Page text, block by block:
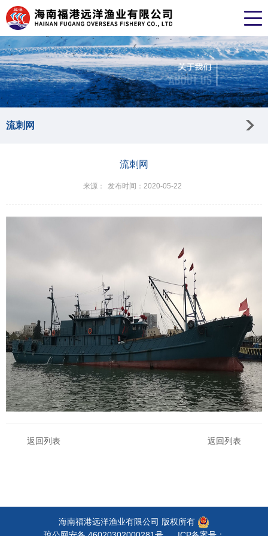
流刺网
流刺网
来源： 发布时间：2020-05-22
返回列表 返回列表
海南福港远洋渔业有限公司 版权所有